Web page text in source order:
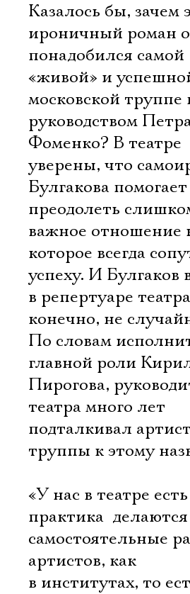
Казалось бы, зачем
ироничный роман о
понадобился самой
«живой» и
московской труппе
руководством
Фоменко? В театре
уверены, что
Булгакова помогает
преодолеть
важное отношение
которое всегда
успеху. И Булгаков
в репертуаре
конечно, не
По словам
главной роли
Пирогова,
театра много лет
подталкивал
труппы к этому
«У нас в театре есть
практика  делаются
самостоятельные
артистов, как
в институтах, то